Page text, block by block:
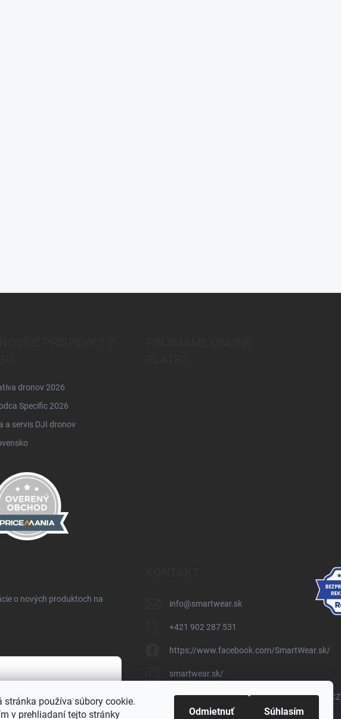
stránka používa súbory cookie.
v prehliadaní tejto stránky
Odmietnuť Súhlasím
dronov 2026
Specific 2026
a servis DJI dronov
o nových produktoch na
údajov
info@smartwear.sk
+421 902 287 531
https://www.facebook.com/SmartWear.sk/
smartwear.sk/
https://www.youtube.com/@SmartWearSKCZ